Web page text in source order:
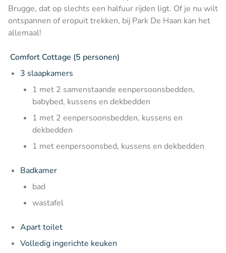
Brugge, dat op slechts een halfuur rijden ligt. Of je nu wilt
ontspannen of eropuit trekken, bij Park De Haan kan het
allemaal!
Comfort Cottage (5 personen)
3 slaapkamers
1 met 2 samenstaande eenpersoonsbedden,
babybed, kussens en dekbedden
1 met 2 eenpersoonsbedden, kussens en
dekbedden
1 met eenpersoonsbed, kussens en dekbedden
Badkamer
bad
wastafel
Apart toilet
Volledig ingerichte keuken